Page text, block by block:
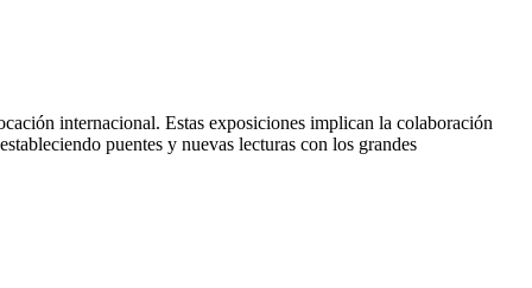
internacional. Estas exposiciones implican la colaboración
puentes y nuevas lecturas con los grandes